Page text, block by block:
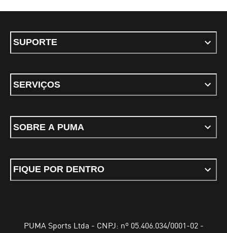
SUPORTE
SERVIÇOS
SOBRE A PUMA
FIQUE POR DENTRO
PUMA Sports Ltda - CNPJ: nº 05.406.034/0001-02 -